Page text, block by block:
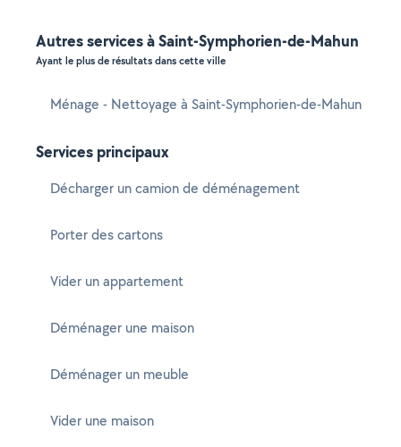
Autres services à Saint-Symphorien-de-Mahun
Ayant le plus de résultats dans cette ville
Ménage - Nettoyage à Saint-Symphorien-de-Mahun
Services principaux
Décharger un camion de déménagement
Porter des cartons
Vider un appartement
Déménager une maison
Déménager un meuble
Vider une maison